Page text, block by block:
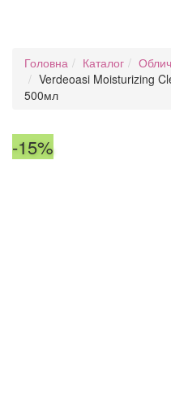
Головна Каталог
Verdeoasi Moisturizing
500мл
-15%